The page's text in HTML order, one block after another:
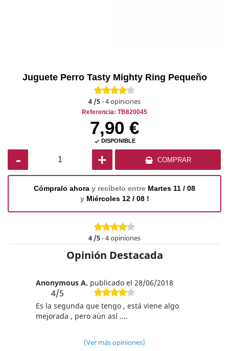
Juguete Perro Tasty Mighty Ring Pequeño
4 /5-4opiniones
Referencia: TB820045
7,90 €
 DISPONIBLE
- + COMPRAR
Cómpralo ahora y recíbelo entre Martes 11 / 08
y Miércoles 12 / 08 !
4 /5-4opiniones
Opinión Destacada
Anonymous A. publicado el 28/06/2018
4/5
Es la segunda que tengo , está viene algo
mejorada , pero aún así ....
(Ver más opiniones)